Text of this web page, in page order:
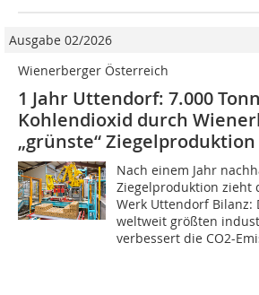
Ausgabe 02/2026
Wienerberger Österreich
1 Jahr Uttendorf: 7.000
Kohlendioxid durch
„grünste“
Nach einem Jahr
Ziegelproduktion zieht
Werk Uttendorf Bilanz:
weltweit größten
verbessert die CO2-